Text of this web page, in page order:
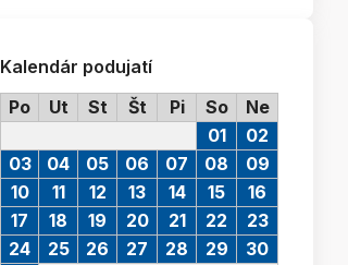
Kalendár podujatí
Po
Ut St Št Pi So Ne
01
02
03
04 05 06 07 08
09
10
11 12 13 14 15
16
17
18 19 20 21 22
23
24
25 26 27 28 29
30